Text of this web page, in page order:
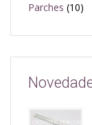
Parches (10)